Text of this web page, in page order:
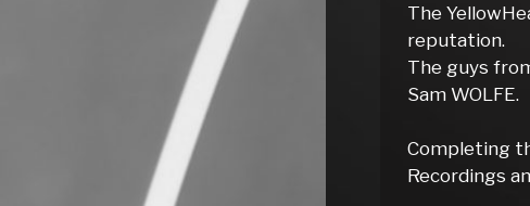
The
reputation.
The guys
Sam WOLFE.
Completing
Recordings